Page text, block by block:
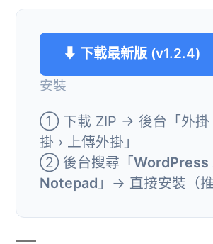
⬇ 下載最新版 (v1.2.4)
安裝
① 下載 ZIP → 後台「外掛
掛 › 上傳外掛」
② 後台搜尋「WordPress
Notepad 」→ 直接安裝（推